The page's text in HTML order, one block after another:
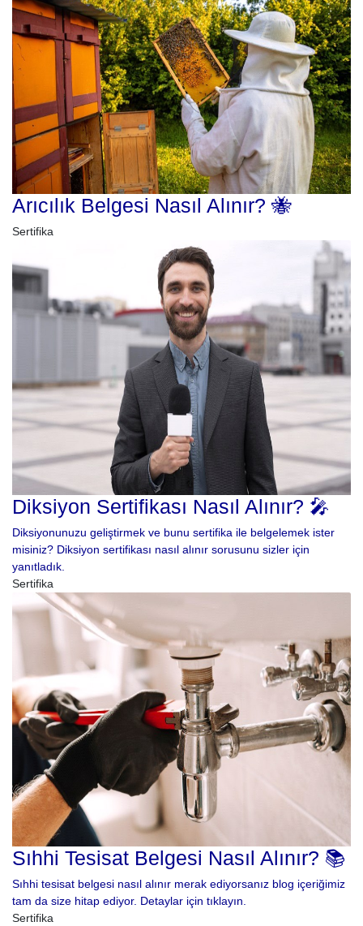
Arıcılık Belgesi Nasıl Alınır? 🐝
Sertifika
Diksiyon Sertifikası Nasıl Alınır? 🎤
Diksiyonunuzu geliştirmek ve bunu sertifika ile belgelemek ister
misiniz? Diksiyon sertifikası nasıl alınır sorusunu sizler için
yanıtladık.
Sertifika
Sıhhi Tesisat Belgesi Nasıl Alınır? 📚
Sıhhi tesisat belgesi nasıl alınır merak ediyorsanız blog içeriğimiz
tam da size hitap ediyor. Detaylar için tıklayın.
Sertifika